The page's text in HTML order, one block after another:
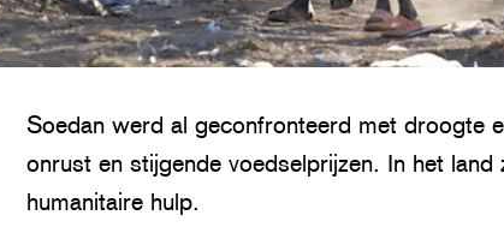
Soedan werd al geconfronteerd met droogte
onrust en stijgende voedselprijzen. In het
humanitaire hulp.